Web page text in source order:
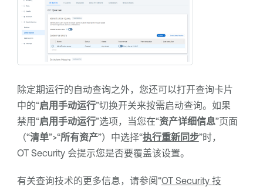
除定期运行的自动查询之外，您还可以打开查询卡片
中的“启用手动运行”切换开关来按需启动查询。如果
禁用“启用手动运行”选项，当您在“资产详细信息”页面
（“清单”>“所有资产”）中选择“执行重新同步”时，
OT Security会提示您是否要覆盖该设置。
有关查询技术的更多信息，请参阅“OT Security 技